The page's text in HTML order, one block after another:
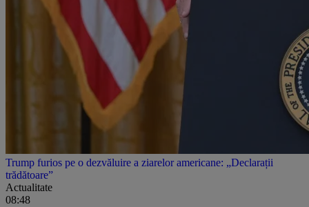
Trump furios pe o dezvăluire a ziarelor americane: „Declarații
trădătoare”
Actualitate
08:48